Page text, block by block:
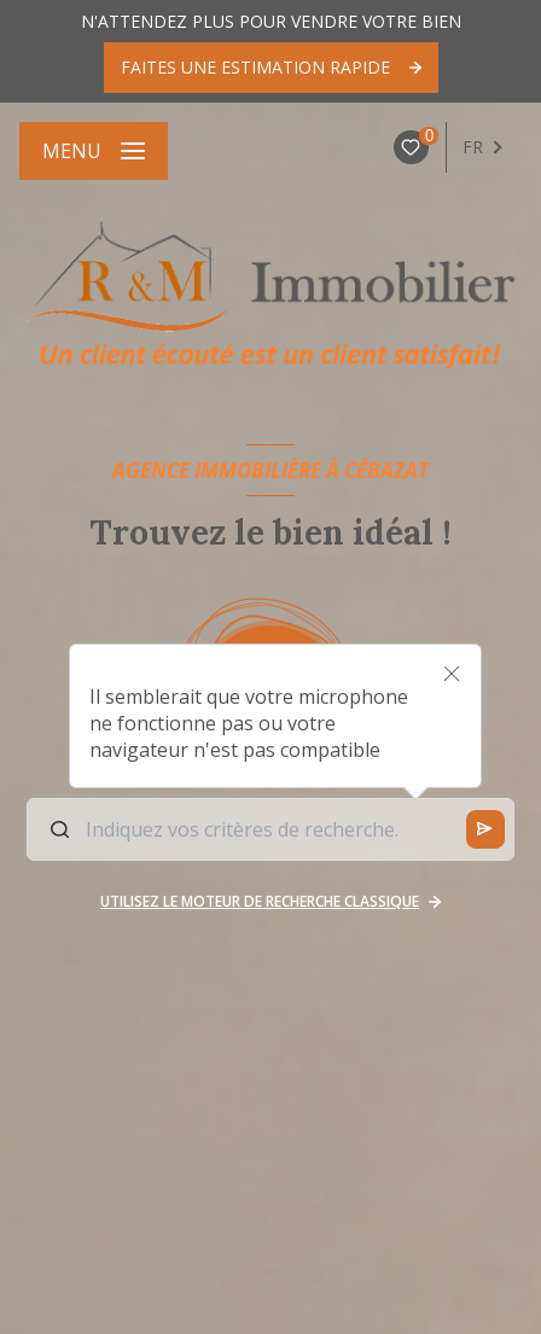
N'ATTENDEZ PLUS POUR VENDRE VOTRE BIEN
FAITES UNE ESTIMATION RAPIDE
0 FR
MENU
AGENCE IMMOBILIÈRE À CÉBAZAT
Trouvez le bien idéal !
Il semblerait que votre microphone
ne fonctionne pas ou votre
navigateur n'est pas compatible
UTILISEZ LE MOTEUR DE RECHERCHE CLASSIQUE